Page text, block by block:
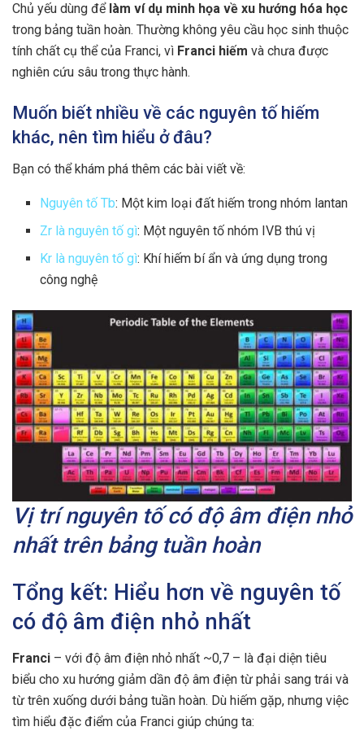
Chủ yếu dùng để làm ví dụ minh họa về xu hướng hóa học
trong bảng tuần hoàn. Thường không yêu cầu học sinh thuộc
tính chất cụ thể của Franci, vì Franci hiếm và chưa được
nghiên cứu sâu trong thực hành.
Muốn biết nhiều về các nguyên tố hiếm
khác, nên tìm hiểu ở đâu?
Bạn có thể khám phá thêm các bài viết về:
Nguyên tố Tb: Một kim loại đất hiếm trong nhóm lantan
Zr là nguyên tố gì: Một nguyên tố nhóm IVB thú vị
Kr là nguyên tố gì: Khí hiếm bí ẩn và ứng dụng trong
công nghệ
Vị trí nguyên tố có độ âm điện nhỏ
nhất trên bảng tuần hoàn
Tổng kết: Hiểu hơn về nguyên tố
có độ âm điện nhỏ nhất
Franci – với độ âm điện nhỏ nhất ~0,7 – là đại diện tiêu
biểu cho xu hướng giảm dần độ âm điện từ phải sang trái và
từ trên xuống dưới bảng tuần hoàn. Dù hiếm gặp, nhưng việc
tìm hiểu đặc điểm của Franci giúp chúng ta: